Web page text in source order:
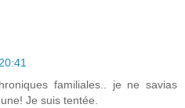
familiales.. je ne savias
Je suis tentée.